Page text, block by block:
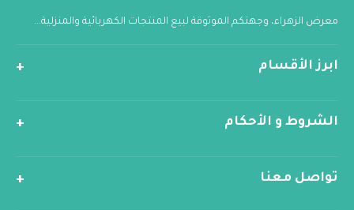
معرض الزهراء، وجهتكم الموثوقة لبيع المنتجات الكهربائية والمنزلية...
ابرز الأقسام
الشروط و الأحكام
تواصل معنا